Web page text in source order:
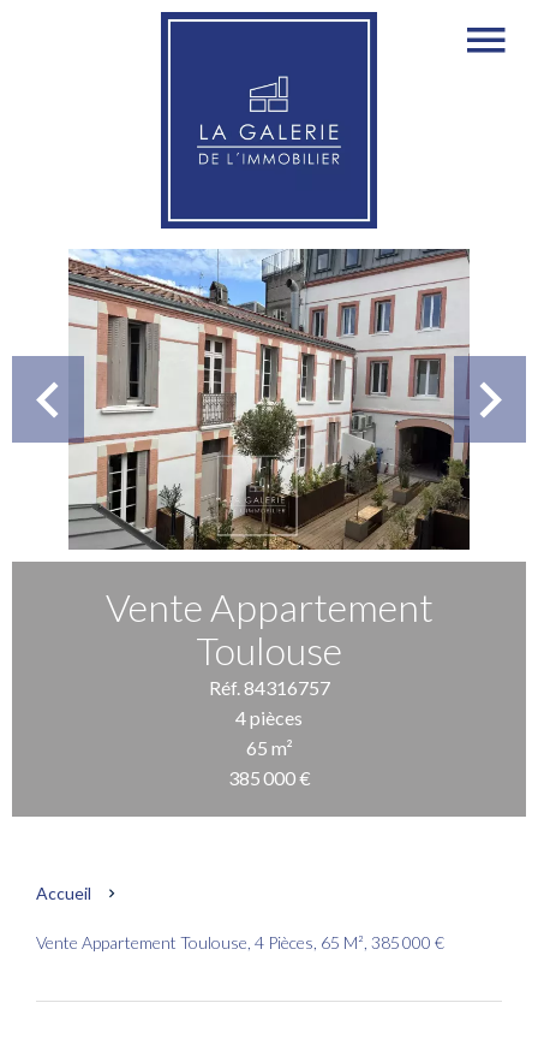
Vente Appartement
Toulouse
Réf. 84316757
4 pièces
65 m²
385 000 €
Accueil
Vente Appartement Toulouse, 4 Pièces, 65 M², 385 000 €